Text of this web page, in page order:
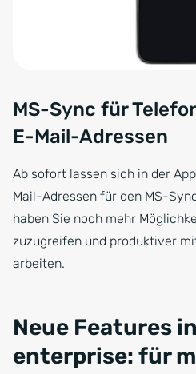
MS-Sync für
E-Mail-Adressen
Ab sofort lassen sich in der
Mail-Adressen für den MS-
haben Sie noch mehr
zuzugreifen und produktiver
arbeiten.
Neue Features
enterprise: für